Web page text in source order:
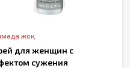
жоқ
для женщин с
сужения